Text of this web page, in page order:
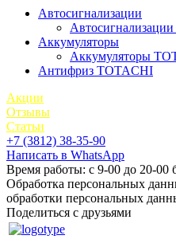
Автосигнализации
Аккумуляторы
Аккумуляторы
Антифриз TOTACHI
Акции
Отзывы
Статьи
+7 (3812) 38-35-90
Написать в WhatsApp
Время работы: с 9-00 до 20-00
Обработка персональных
обработки персональных
Поделиться с друзьями